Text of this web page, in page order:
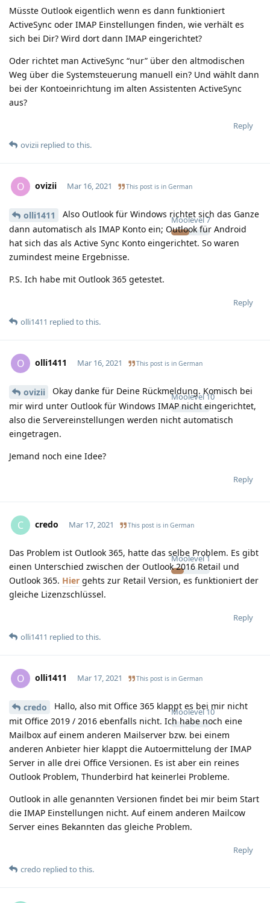
Müsste Outlook eigentlich wenn es dann funktioniert
ActiveSync oder IMAP Einstellungen finden, wie verhält es
sich bei Dir? Wird dort dann IMAP eingerichtet?
Oder richtet man ActiveSync “nur” über den altmodischen
Weg über die Systemsteuerung manuell ein? Und wählt dann
bei der Kontoeinrichtung im alten Assistenten ActiveSync
aus?
Reply
ovizii replied to this.
O ovizii
Moolevel7
Mar 16, 2021 This post is in German
olli1411
Also Outlook für Windows richtet sich das Ganze
dann automatisch als IMAP Konto ein; Outlook für Android
hat sich das als Active Sync Konto eingerichtet. So waren
zumindest meine Ergebnisse.
P.S. Ich habe mit Outlook 365 getestet.
Reply
olli1411 replied to this.
O olli1411
Moolevel10
Mar 16, 2021 This post is in German
ovizii
Okay danke für Deine Rückmeldung. Komisch bei
mir wird unter Outlook für Windows IMAP nicht eingerichtet,
also die Servereinstellungen werden nicht automatisch
eingetragen.
Jemand noch eine Idee?
Reply
C credo
Moolevel1
Mar 17, 2021 This post is in German
Das Problem ist Outlook 365, hatte das selbe Problem. Es gibt
einen Unterschied zwischen der Outlook 2016 Retail und
Outlook 365. Hier gehts zur Retail Version, es funktioniert der
gleiche Lizenzschlüssel.
Reply
olli1411 replied to this.
O olli1411
Moolevel 10
Mar 17, 2021 This post is in German
credo
Hallo, also mit Office 365 klappt es bei mir nicht
mit Office 2019 / 2016 ebenfalls nicht. Ich habe noch eine
Mailbox auf einem anderen Mailserver bzw. bei einem
anderen Anbieter hier klappt die Autoermittelung der IMAP
Server in alle drei Office Versionen. Es ist aber ein reines
Outlook Problem, Thunderbird hat keinerlei Probleme.
Outlook in alle genannten Versionen findet bei mir beim Start
die IMAP Einstellungen nicht. Auf einem anderen Mailcow
Server eines Bekannten das gleiche Problem.
Reply
credo replied to this.